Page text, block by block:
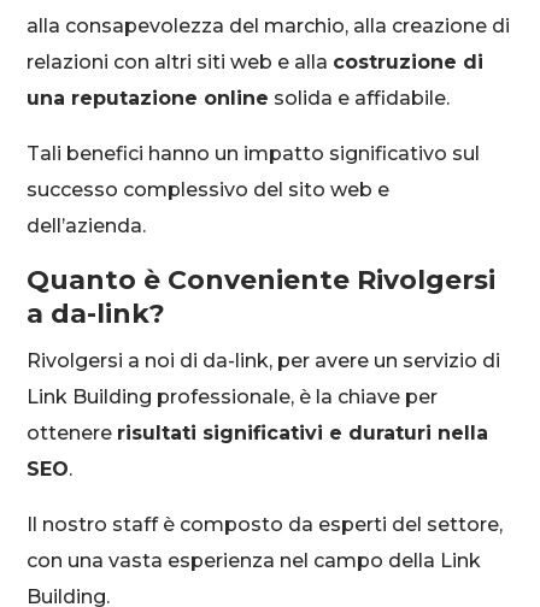
alla consapevolezza del marchio, alla creazione di
relazioni con altri siti web e alla costruzione di
una reputazione online solida e affidabile.
Tali benefici hanno un impatto significativo sul
successo complessivo del sito web e
dell’azienda.
Quanto è Conveniente Rivolgersi
a da-link?
Rivolgersi a noi di da-link, per avere un servizio di
Link Building professionale, è la chiave per
ottenere risultati significativi e duraturi nella
SEO.
Il nostro staff è composto da esperti del settore,
con una vasta esperienza nel campo della Link
Building.